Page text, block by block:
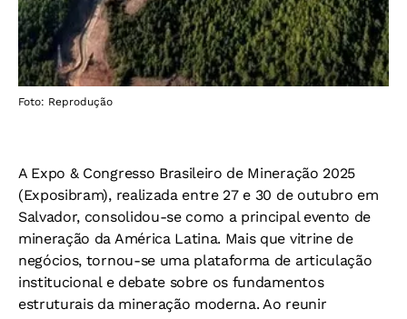
Foto: Reprodução
A Expo & Congresso Brasileiro de Mineração 2025
(Exposibram), realizada entre 27 e 30 de outubro em
Salvador, consolidou-se como a principal evento de
mineração da América Latina. Mais que vitrine de
negócios, tornou-se uma plataforma de articulação
institucional e debate sobre os fundamentos
estruturais da mineração moderna. Ao reunir